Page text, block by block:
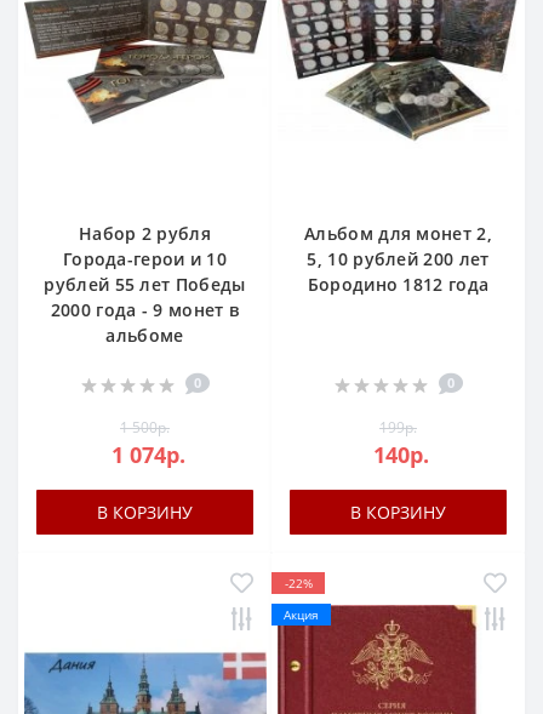
Набор 2 рубля
Города-герои и 10
рублей 55 лет Победы
2000 года - 9 монет в
альбоме
0
1 500р.
1 074р.
В КОРЗИНУ
Альбом для монет 2,
5, 10 рублей 200 лет
Бородино 1812 года
0
199р.
140р.
В КОРЗИНУ
-22%
Акция